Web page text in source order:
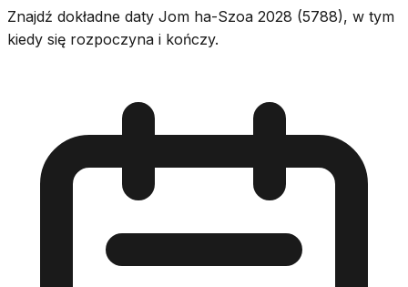
Znajdź dokładne daty Jom ha-Szoa 2028 (5788), w tym
kiedy się rozpoczyna i kończy.